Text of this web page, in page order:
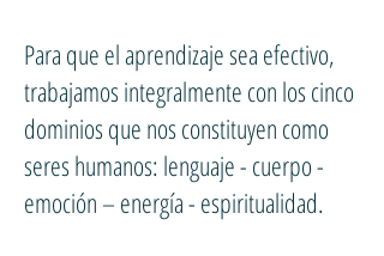
Para que el aprendizaje sea efectivo,
trabajamos integralmente con los cinco
dominios que nos constituyen como
seres humanos: lenguaje - cuerpo -
emoción – energía - espiritualidad.